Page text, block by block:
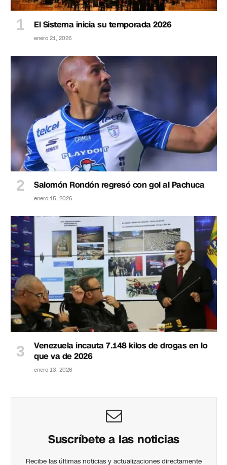
El Sistema inicia su temporada 2026
enero 21, 2026
Salomón Rondón regresó con gol al Pachuca
enero 15, 2026
Venezuela incauta 7.148 kilos de drogas en lo
que va de 2026
enero 13, 2026
Suscríbete a las noticias
Recibe las últimas noticias y actualizaciones directamente